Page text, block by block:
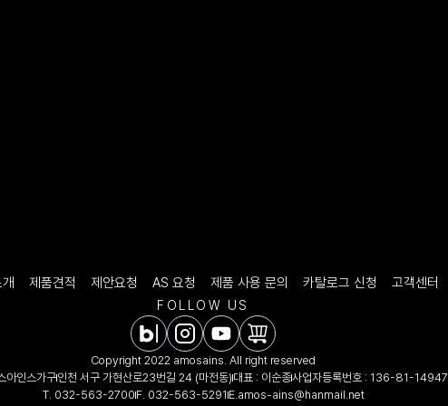
제품견적 제안요청 AS 요청 제품 사용 문의 카탈로그 신청 고객센터
FOLLOW US
Copyright 2022 amosains. All right reserved
아인스가구인천 서구 가현산로23번길 24 (마전동)대표 : 이순종사업자등록번호 : 136-81-14947
T. 032-563-2700F. 032-563-5291E.amos-ains@hanmail.net